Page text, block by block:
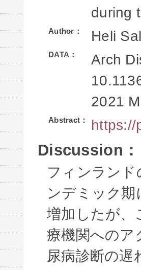
during
Author： Heli
DATA：
Arch
2021
Abstract： https://
Discussion：
フィンラン
ンデミック期
増加したが、
療機関へのア
尿病診断の遅